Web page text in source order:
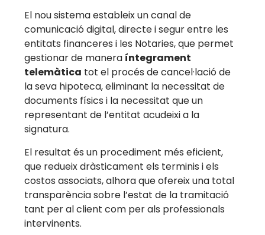
El nou sistema estableix un canal de
comunicació digital, directe i segur entre les
entitats financeres i les Notaries, que permet
gestionar de manera íntegrament
telemàtica tot el procés de cancel·lació de
la seva hipoteca, eliminant la necessitat de
documents físics i la necessitat que un
representant de l’entitat acudeixi a la
signatura.
El resultat és un procediment més eficient,
que redueix dràsticament els terminis i els
costos associats, alhora que ofereix una total
transparència sobre l’estat de la tramitació
tant per al client com per als professionals
intervinents.